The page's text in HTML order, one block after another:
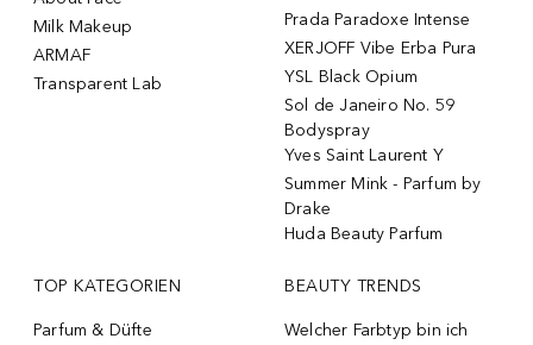
Milk Makeup
ARMAF
Transparent Lab
Prada Paradoxe Intense
XERJOFF Vibe Erba Pura
YSL Black Opium
Sol de Janeiro No. 59
Bodyspray
Yves Saint Laurent Y
Summer Mink - Parfum by
Drake
Huda Beauty Parfum
TOP KATEGORIEN
Parfum & Düfte
BEAUTY TRENDS
Welcher Farbtyp bin ich